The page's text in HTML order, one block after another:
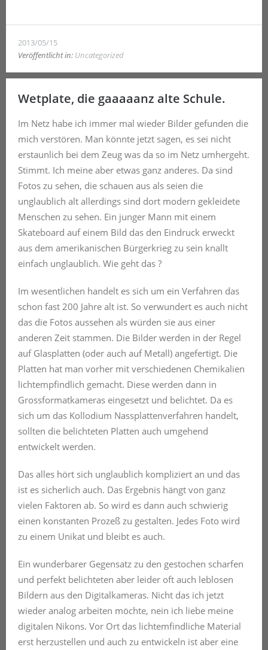
2013/05/15
Veröffentlicht in: Uncategorized
Wetplate, die gaaaaanz alte Schule.
Im Netz habe ich immer mal wieder Bilder gefunden die
mich verstören. Man könnte jetzt sagen, es sei nicht
erstaunlich bei dem Zeug was da so im Netz umhergeht.
Stimmt. Ich meine aber etwas ganz anderes. Da sind
Fotos zu sehen, die schauen aus als seien die
unglaublich alt allerdings sind dort modern gekleidete
Menschen zu sehen. Ein junger Mann mit einem
Skateboard auf einem Bild das den Eindruck erweckt
aus dem amerikanischen Bürgerkrieg zu sein knallt
einfach unglaublich. Wie geht das ?
Im wesentlichen handelt es sich um ein Verfahren das
schon fast 200 Jahre alt ist. So verwundert es auch nicht
das die Fotos aussehen als würden sie aus einer
anderen Zeit stammen. Die Bilder werden in der Regel
auf Glasplatten (oder auch auf Metall) angefertigt. Die
Platten hat man vorher mit verschiedenen Chemikalien
lichtempfindlich gemacht. Diese werden dann in
Grossformatkameras eingesetzt und belichtet. Da es
sich um das Kollodium Nassplattenverfahren handelt,
sollten die belichteten Platten auch umgehend
entwickelt werden.
Das alles hört sich unglaublich kompliziert an und das
ist es sicherlich auch. Das Ergebnis hängt von ganz
vielen Faktoren ab. So wird es dann auch schwierig
einen konstanten Prozeß zu gestalten. Jedes Foto wird
zu einem Unikat und bleibt es auch.
Ein wunderbarer Gegensatz zu den gestochen scharfen
und perfekt belichteten aber leider oft auch leblosen
Bildern aus den Digitalkameras. Nicht das ich jetzt
wieder analog arbeiten möchte, nein ich liebe meine
digitalen Nikons. Vor Ort das lichtemfindliche Material
erst herzustellen und auch zu entwickeln ist aber eine